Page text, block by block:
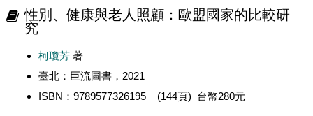
性別、健康與老人照顧：歐盟國家的比較研
究
柯瓊芳 著
臺北：巨流圖書，2021
ISBN：9789577326195 (144頁) 台幣280元